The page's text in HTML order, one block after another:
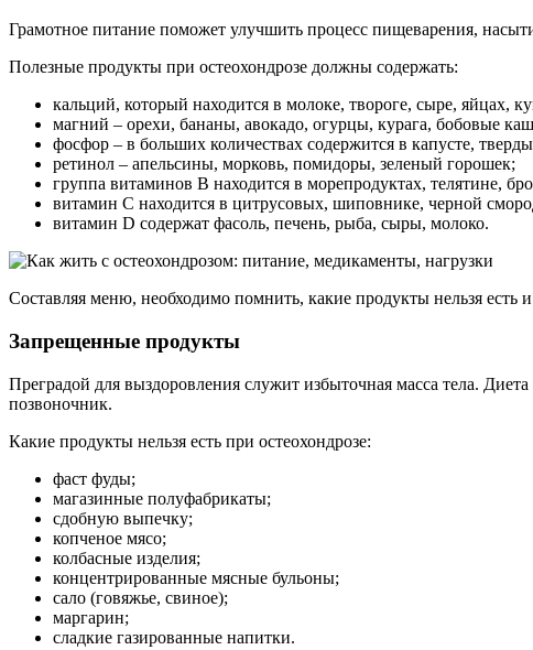
Грамотное питание поможет улучшить процесс пищеварения,
Полезные продукты при остеохондрозе должны содержать:
кальций, который находится в молоке, твороге, сыре, яйцах,
магний – орехи, бананы, авокадо, огурцы, курага, бобовые
фосфор – в больших количествах содержится в капусте,
ретинол – апельсины, морковь, помидоры, зеленый горошек;
группа витаминов В находится в морепродуктах, телятине,
витамин С находится в цитрусовых, шиповнике, черной
витамин D содержат фасоль, печень, рыба, сыры, молоко.
Составляя меню, необходимо помнить, какие продукты нельзя есть
Запрещенные продукты
Преградой для выздоровления служит избыточная масса тела.
позвоночник.
Какие продукты нельзя есть при остеохондрозе:
фаст фуды;
магазинные полуфабрикаты;
сдобную выпечку;
копченое мясо;
колбасные изделия;
концентрированные мясные бульоны;
сало (говяжье, свиное);
маргарин;
сладкие газированные напитки.